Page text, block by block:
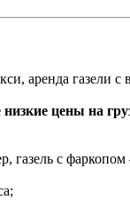
аренда газели
цены на
газель с